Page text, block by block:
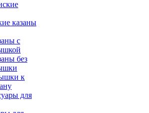
казаны
с
без
к